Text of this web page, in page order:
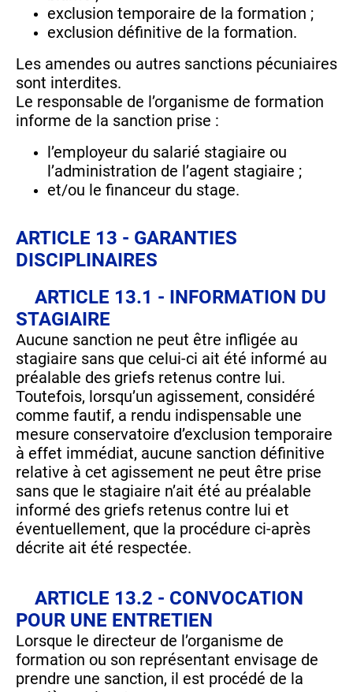
exclusion temporaire de la formation ;
exclusion définitive de la formation.
Les amendes ou autres sanctions pécuniaires
sont interdites.
Le responsable de l’organisme de formation
informe de la sanction prise :
l’employeur du salarié stagiaire ou
l’administration de l’agent stagiaire ;
et/ou le financeur du stage.
ARTICLE 13 - GARANTIES
DISCIPLINAIRES
ARTICLE 13.1 - INFORMATION DU
STAGIAIRE
Aucune sanction ne peut être infligée au
stagiaire sans que celui-ci ait été informé au
préalable des griefs retenus contre lui.
Toutefois, lorsqu’un agissement, considéré
comme fautif, a rendu indispensable une
mesure conservatoire d’exclusion temporaire
à effet immédiat, aucune sanction définitive
relative à cet agissement ne peut être prise
sans que le stagiaire n’ait été au préalable
informé des griefs retenus contre lui et
éventuellement, que la procédure ci-après
décrite ait été respectée.
ARTICLE 13.2 - CONVOCATION
POUR UNE ENTRETIEN
Lorsque le directeur de l’organisme de
formation ou son représentant envisage de
prendre une sanction, il est procédé de la